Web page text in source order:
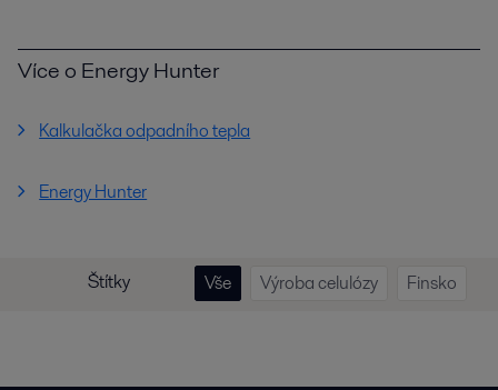
Více o Energy Hunter
Kalkulačka odpadního tepla
Energy Hunter
Štítky Vše Výroba celulózy Finsko